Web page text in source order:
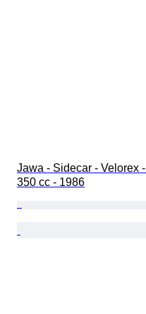
Jawa - Sidecar - Velorex -
350 cc - 1986